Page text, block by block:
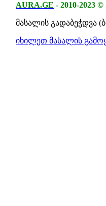
AURA.GE - 2010-2023 ©
მასალის გადაბეჭდვა
იხილეთ მასალის